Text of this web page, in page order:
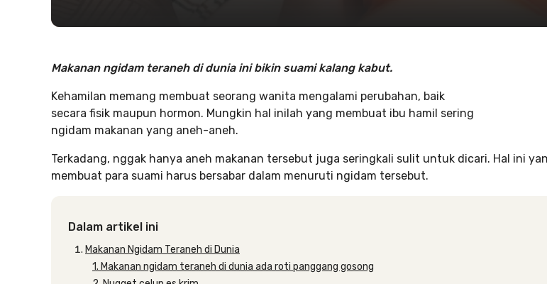
Makanan ngidam teraneh di dunia ini bikin suami kalang kabut.
Kehamilan memang membuat seorang wanita mengalami perubahan, baik
secara fisik maupun hormon. Mungkin hal inilah yang membuat ibu hamil sering
ngidam makanan yang aneh-aneh.
Terkadang, nggak hanya aneh makanan tersebut juga seringkali sulit untuk dicari. Hal ini
membuat para suami harus bersabar dalam menuruti ngidam tersebut.
Dalam artikel ini
Makanan Ngidam Teraneh di Dunia
1. Makanan ngidam teraneh di dunia ada roti panggang gosong